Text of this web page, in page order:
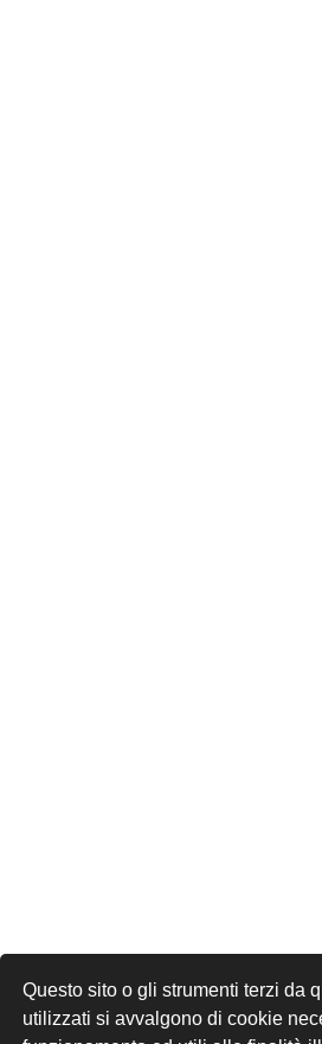
Questo sito o gli strumenti terzi da
utilizzati si avvalgono di cookie